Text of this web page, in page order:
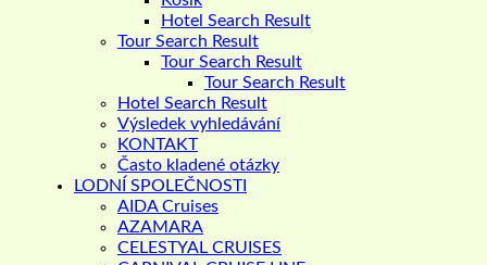
Hotel Search Result
Tour Search Result
Tour Search Result
Tour Search Result
Hotel Search Result
Výsledek vyhledávání
KONTAKT
Často kladené otázky
LODNÍ SPOLEČNOSTI
AIDA Cruises
AZAMARA
CELESTYAL CRUISES